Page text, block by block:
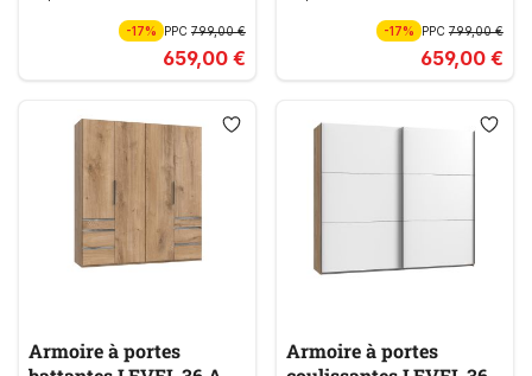
-17% PPC 799,00 €
659,00 €
-17% PPC799,00 €
659,00 €
Armoire à portes
Armoire à portes